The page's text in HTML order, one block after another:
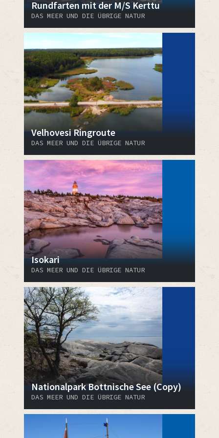
Rundfarten mit der M/S Kerttu
DAS MEER UND DIE ÜBRIGE NATUR
Velhovesi Ringroute
DAS MEER UND DIE ÜBRIGE NATUR
Isokari
DAS MEER UND DIE ÜBRIGE NATUR
Nationalpark Bottnische See (Copy)
DAS MEER UND DIE ÜBRIGE NATUR